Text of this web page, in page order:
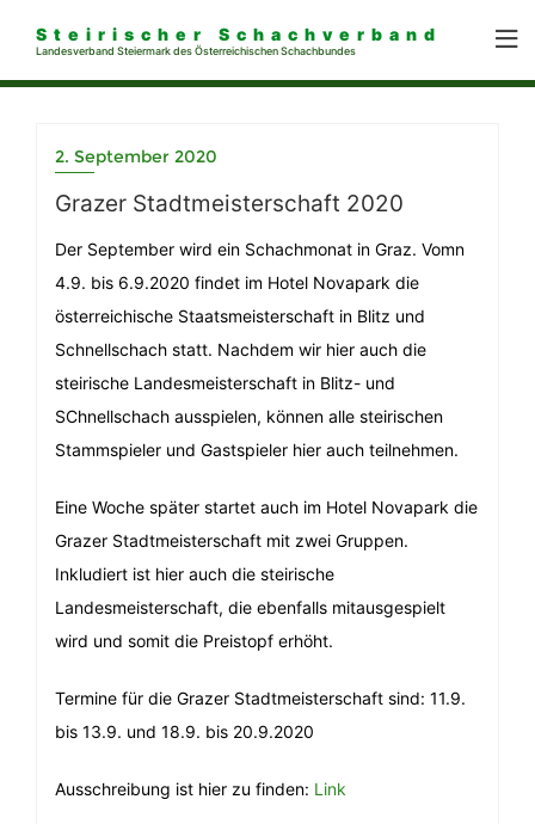
Steirischer Schachverband
Landesverband Steiermark des Österreichischen Schachbundes
2. September 2020
Grazer Stadtmeisterschaft 2020
Der September wird ein Schachmonat in Graz. Vomn
4.9. bis 6.9.2020 findet im Hotel Novapark die
österreichische Staatsmeisterschaft in Blitz und
Schnellschach statt. Nachdem wir hier auch die
steirische Landesmeisterschaft in Blitz- und
SChnellschach ausspielen, können alle steirischen
Stammspieler und Gastspieler hier auch teilnehmen.
Eine Woche später startet auch im Hotel Novapark die
Grazer Stadtmeisterschaft mit zwei Gruppen.
Inkludiert ist hier auch die steirische
Landesmeisterschaft, die ebenfalls mitausgespielt
wird und somit die Preistopf erhöht.
Termine für die Grazer Stadtmeisterschaft sind: 11.9.
bis 13.9. und 18.9. bis 20.9.2020
Ausschreibung ist hier zu finden: Link